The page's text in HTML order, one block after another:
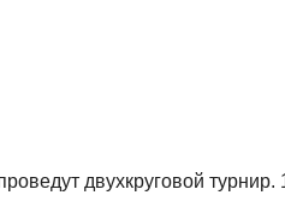
двухкруговой турнир.